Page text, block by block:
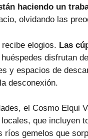
haciendo un
olvidando las
elogios. Las
disfrutan
y espacios de
desconexión.
el Cosmo Elqui
que incluyen
gemelos que